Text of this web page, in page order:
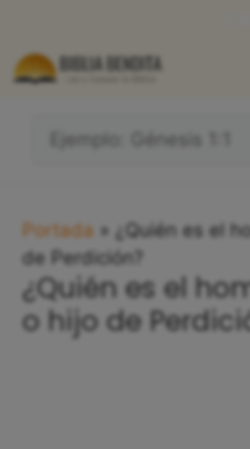
contenido
Portada » ¿Quién es el
de Perdición?
¿Quién es el
o hijo de